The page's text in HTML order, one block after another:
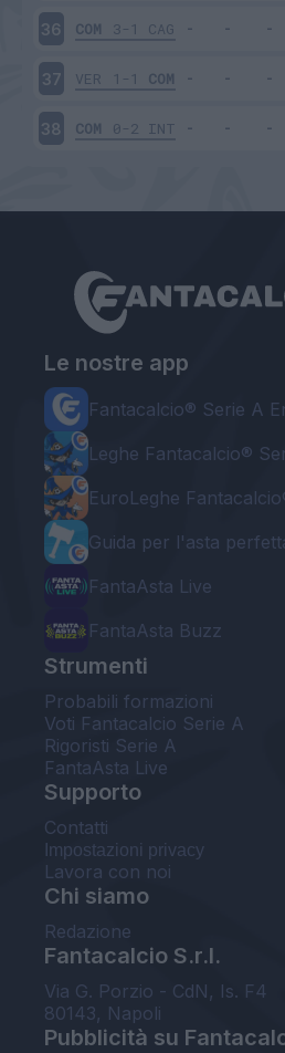
36 COM 3-1 CAG
37 VER 1-1 COM
38 COM 0-2 INT
Le nostre app
Fantacalcio® Serie A
Leghe Fantacalcio®
EuroLeghe
Guida per l'asta
FantaAsta Live
FantaAsta Buzz
Strumenti
Probabili formazioni
Voti Fantacalcio Serie A
Rigoristi Serie A
FantaAsta Live
Supporto
Contatti
Impostazioni privacy
Lavora con noi
Chi siamo
Redazione
Fantacalcio S.r.l.
Via G. Porzio - CdN, Is. F4
80143, Napoli
Pubblicità su